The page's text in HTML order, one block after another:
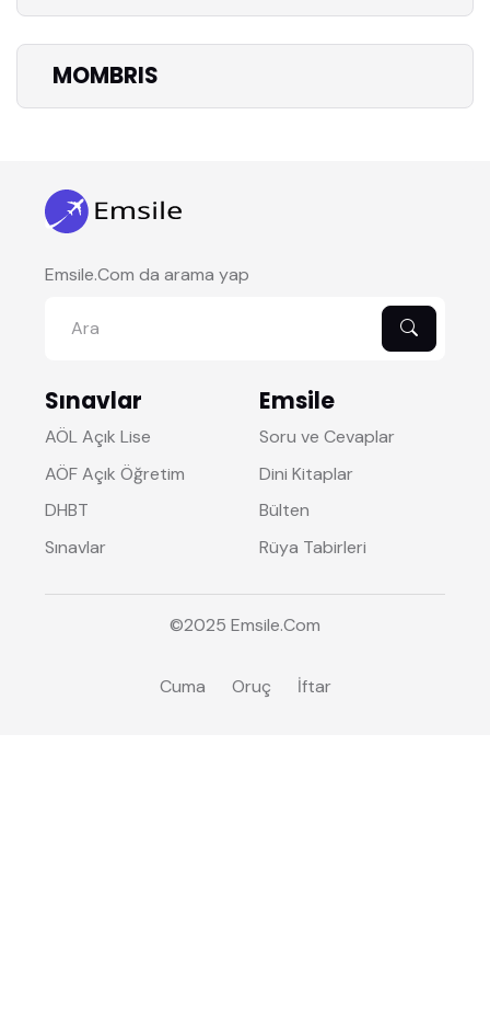
MOMBRIS
Emsile.Com da arama yap
Sınavlar
AÖL Açık Lise
AÖF Açık Öğretim
DHBT
Sınavlar
Emsile
Soru ve Cevaplar
Dini Kitaplar
Bülten
Rüya Tabirleri
©2025 Emsile.Com
Cuma Oruç İftar